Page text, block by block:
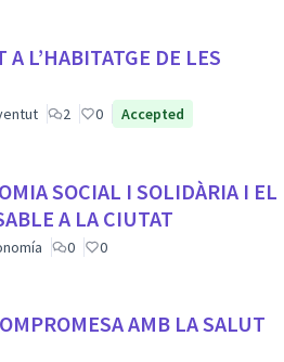
L’HABITATGE DE LES
2 0 Accepted
SOCIAL I SOLIDÀRIA I EL
A LA CIUTAT
0 0
AMB LA SALUT